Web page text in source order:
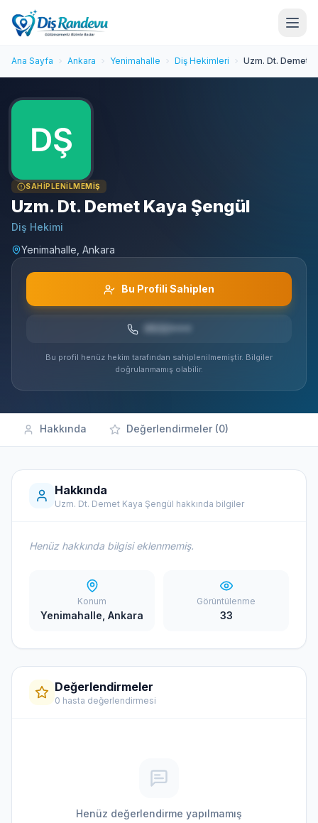
Ana Sayfa Ankara Yenimahalle Diş Hekimleri Uzm. Dt. Demet
SAHIPLENILMEMIŞ
Uzm. Dt. Demet Kaya Şengül
Diş Hekimi
Yenimahalle, Ankara
Bu Profili Sahiplen
Bu profil henüz hekim tarafından sahiplenilmemiştir. Bilgiler
doğrulanmamış olabilir.
Hakkında Değerlendirmeler (0)
Hakkında
Uzm. Dt. Demet Kaya Şengül hakkında bilgiler
Henüz hakkında bilgisi eklenmemiş.
Konum
Yenimahalle, Ankara
Görüntülenme
33
Değerlendirmeler
0 hasta değerlendirmesi
Henüz değerlendirme yapılmamış